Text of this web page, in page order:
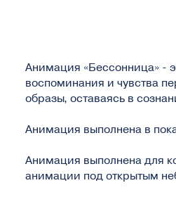
Анимация «Бессонница» -
воспоминания и чувства
образы, оставаясь в
Анимация выполнена в
Анимация выполнена для
анимации под открытым